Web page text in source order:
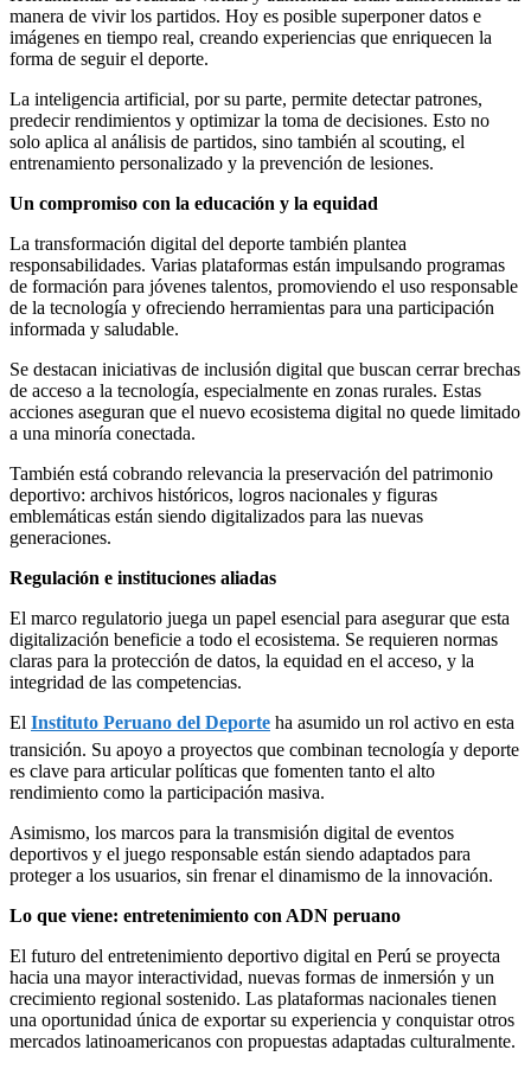
manera de vivir los partidos. Hoy es posible superponer datos e
imágenes en tiempo real, creando experiencias que enriquecen la
forma de seguir el deporte.
La inteligencia artificial, por su parte, permite detectar patrones,
predecir rendimientos y optimizar la toma de decisiones. Esto no
solo aplica al análisis de partidos, sino también al scouting, el
entrenamiento personalizado y la prevención de lesiones.
Un compromiso con la educación y la equidad
La transformación digital del deporte también plantea
responsabilidades. Varias plataformas están impulsando programas
de formación para jóvenes talentos, promoviendo el uso responsable
de la tecnología y ofreciendo herramientas para una participación
informada y saludable.
Se destacan iniciativas de inclusión digital que buscan cerrar brechas
de acceso a la tecnología, especialmente en zonas rurales. Estas
acciones aseguran que el nuevo ecosistema digital no quede limitado
a una minoría conectada.
También está cobrando relevancia la preservación del patrimonio
deportivo: archivos históricos, logros nacionales y figuras
emblemáticas están siendo digitalizados para las nuevas
generaciones.
Regulación e instituciones aliadas
El marco regulatorio juega un papel esencial para asegurar que esta
digitalización beneficie a todo el ecosistema. Se requieren normas
claras para la protección de datos, la equidad en el acceso, y la
integridad de las competencias.
El Instituto Peruano del Deporte ha asumido un rol activo en esta
transición. Su apoyo a proyectos que combinan tecnología y deporte
es clave para articular políticas que fomenten tanto el alto
rendimiento como la participación masiva.
Asimismo, los marcos para la transmisión digital de eventos
deportivos y el juego responsable están siendo adaptados para
proteger a los usuarios, sin frenar el dinamismo de la innovación.
Lo que viene: entretenimiento con ADN peruano
El futuro del entretenimiento deportivo digital en Perú se proyecta
hacia una mayor interactividad, nuevas formas de inmersión y un
crecimiento regional sostenido. Las plataformas nacionales tienen
una oportunidad única de exportar su experiencia y conquistar otros
mercados latinoamericanos con propuestas adaptadas culturalmente.